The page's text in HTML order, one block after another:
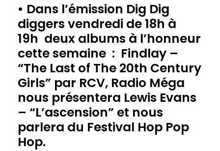
• Dans l’émission Dig Dig
diggers vendredi de 18h à
19h deux albums à l’honneur
cette semaine : Findlay –
“The Last of The 20th Century
Girls” par RCV, Radio Méga
nous présentera Lewis Evans
– “L’ascension” et nous
parlera du Festival Hop Pop
Hop.